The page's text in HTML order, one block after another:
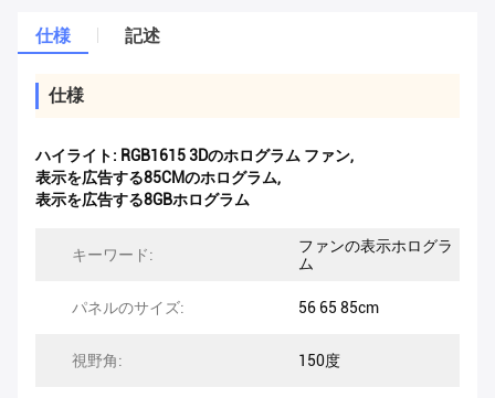
仕様 記述
仕様
ハイライト: RGB1615 3Dのホログラム ファン,
表示を広告する85CMのホログラム,
表示を広告する8GBホログラム
キーワード:
ファンの表示ホログラ
ム
パネルのサイズ: 56 65 85cm
視野角: 150度